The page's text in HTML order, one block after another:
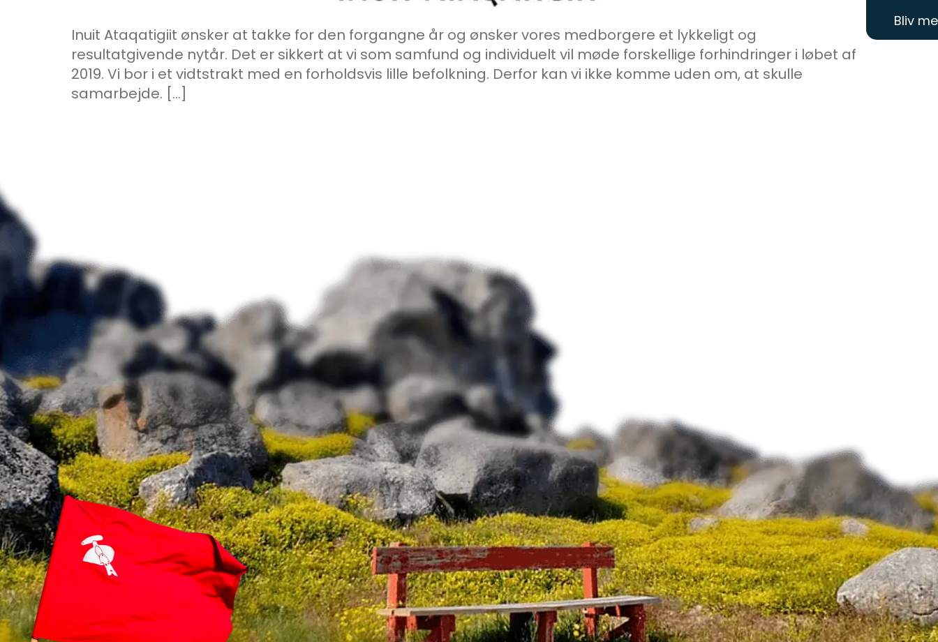
Bliv
Inuit Ataqatigiit ønsker at takke for den forgangne år og ønsker vores medborgere et lykkeligt og
resultatgivende nytår. Det er sikkert at vi som samfund og individuelt vil møde forskellige forhindringer i løbet af
2019. Vi bor i et vidtstrakt med en forholdsvis lille befolkning. Derfor kan vi ikke komme uden om, at skulle
samarbejde. […]